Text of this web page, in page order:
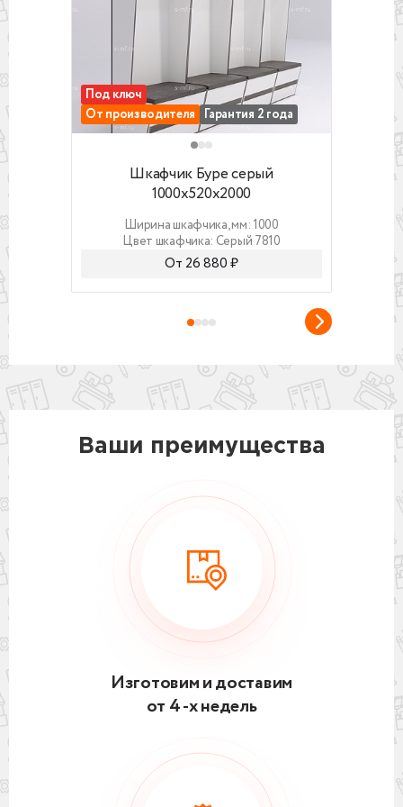
Шкафчик Буре серый 1000x520x2000
От производителя Гарантия 2 года
Под ключ
Шкафчик Буре серый
1000x520x2000
Ширина шкафчика, мм: 1000
Цвет шкафчика: Серый 7810
От 26 880 ₽
От
Ваши преимущества
Изготовим и доставим
от 4 -х недель